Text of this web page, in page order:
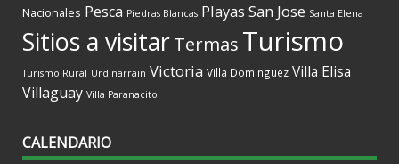
Nacionales Pesca Piedras Blancas Playas San Jose Santa Elena
Sitios a visitarTermas Turismo
Turismo Rural Urdinarrain Victoria Villa Dominguez Villa Elisa
Villaguay Villa Paranacito
CALENDARIO